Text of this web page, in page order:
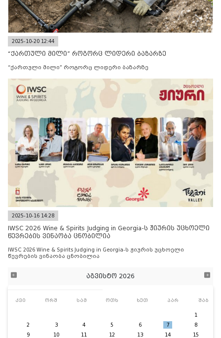
2025-10-20 12:44
“ქართული მილი” როგორც ლიდერი ბაზარზე
“ქართული მილი” როგორც ლიდერი ბაზარზე
2025-10-16 14:28
IWSC 2026 Wine & Spirits Judging in Georgia-ს ჟიურის უცხოელი
წევრების ვინაობა ცნობილია
IWSC 2026 Wine & Spirits Judging in Georgia-ს ჟიურის უცხოელი
წევრების ვინაობა ცნობილია
აგვისტო 2026
კვი ორშ სამ ოთხ ხუთ პარ შაბ
1
2
3 4 5 6 7
8
9
10 11 12 13 14
15